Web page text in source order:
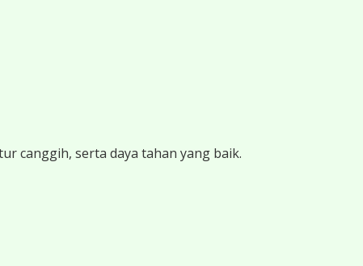
canggih, serta daya tahan yang baik.